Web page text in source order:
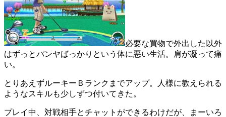
必要な買物で外出した以外
はずっとパンヤばっかりという体に悪い生活。肩が凝って痛
い。
とりあえずルーキーＢランクまでアップ。人様に教えられる
ようなスキルも少しずつ付いてきた。
プレイ中、対戦相手とチャットができるわけだが、まーいろ